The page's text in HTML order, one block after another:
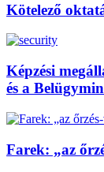
Kötelező
Képzési
és a
Farek: „az